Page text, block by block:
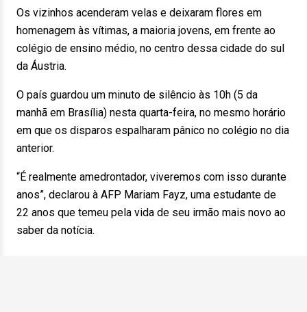
Os vizinhos acenderam velas e deixaram flores em
homenagem às vítimas, a maioria jovens, em frente ao
colégio de ensino médio, no centro dessa cidade do sul
da Áustria.
O país guardou um minuto de silêncio às 10h (5 da
manhã em Brasília) nesta quarta-feira, no mesmo horário
em que os disparos espalharam pânico no colégio no dia
anterior.
“É realmente amedrontador, viveremos com isso durante
anos”, declarou à AFP Mariam Fayz, uma estudante de
22 anos que temeu pela vida de seu irmão mais novo ao
saber da notícia.